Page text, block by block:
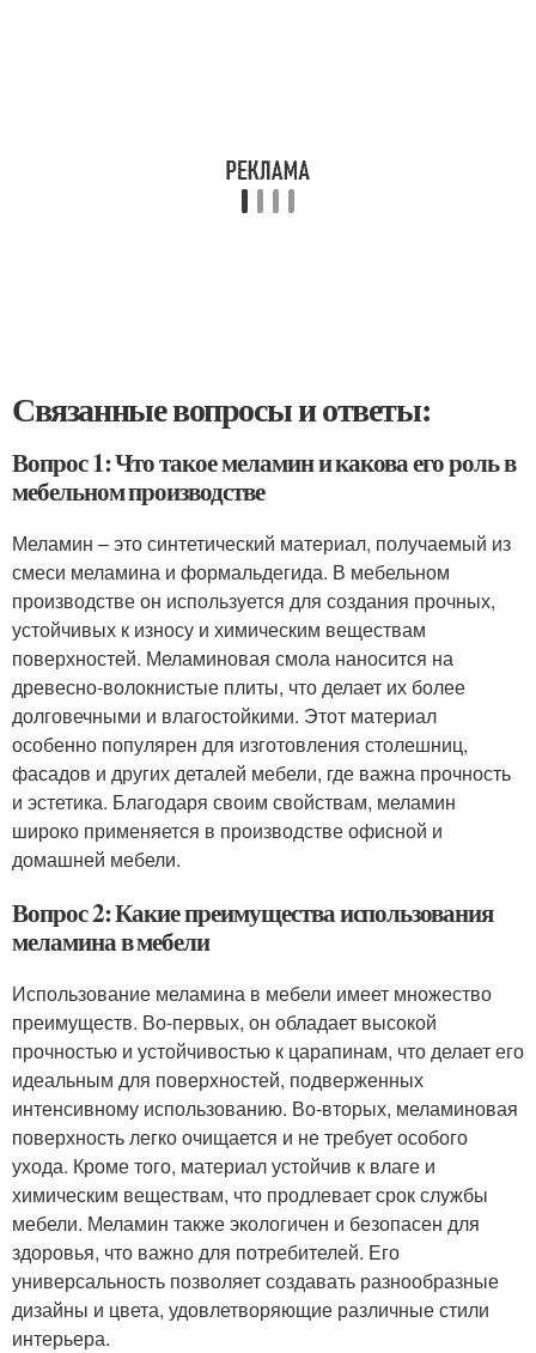
Связанные вопросы и ответы:
Вопрос 1: Что такое меламин и какова его роль в
мебельном производстве
Меламин – это синтетический материал, получаемый из
смеси меламина и формальдегида. В мебельном
производстве он используется для создания прочных,
устойчивых к износу и химическим веществам
поверхностей. Меламиновая смола наносится на
древесно-волокнистые плиты, что делает их более
долговечными и влагостойкими. Этот материал
особенно популярен для изготовления столешниц,
фасадов и других деталей мебели, где важна прочность
и эстетика. Благодаря своим свойствам, меламин
широко применяется в производстве офисной и
домашней мебели.
Вопрос 2: Какие преимущества использования
меламина в мебели
Использование меламина в мебели имеет множество
преимуществ. Во-первых, он обладает высокой
прочностью и устойчивостью к царапинам, что делает его
идеальным для поверхностей, подверженных
интенсивному использованию. Во-вторых, меламиновая
поверхность легко очищается и не требует особого
ухода. Кроме того, материал устойчив к влаге и
химическим веществам, что продлевает срок службы
мебели. Меламин также экологичен и безопасен для
здоровья, что важно для потребителей. Его
универсальность позволяет создавать разнообразные
дизайны и цвета, удовлетворяющие различные стили
интерьера.